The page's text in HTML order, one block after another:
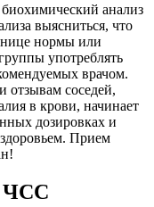
биохимический анализ
выясниться, что
нормы или
употреблять
врачом.
отзывам соседей,
в крови, начинает
дозировках и
Прием
ЧСС